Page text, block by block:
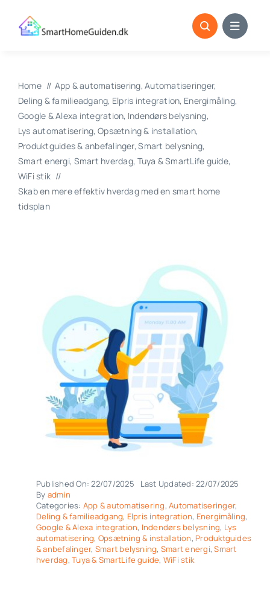
Home App & automatisering Automatiseringer
Deling & familieadgang Elpris integration Energimåling
Google & Alexa integration Indendørs belysning
Lys automatisering Opsætning & installation
Produktguides & anbefalinger Smart belysning
Smart energi Smart hverdag Tuya & SmartLife guide
WiFi stik
Skab en mere effektiv hverdag med en smart home
tidsplan
Published On: 22/07/2025
Last Updated: 22/07/2025
By admin
Categories: App & automatisering,Automatiseringer,
Deling & familieadgang, Elpris integration, Energimåling,
Google & Alexa integration, Indendørs belysning, Lys
automatisering, Opsætning & installation, Produktguides
& anbefalinger, Smart belysning, Smart energi,Smart
hverdag,Tuya & SmartLife guide, WiFi stik